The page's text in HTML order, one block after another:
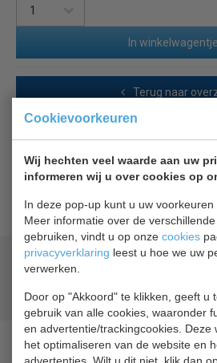
Cookievoorkeuren
Wij hechten veel waarde aan uw
informeren wij u over cookies op
In deze pop-up kunt u uw voorkeuren
Meer informatie over de
gebruiken, vindt u op onze cookies
privacyverklaring leest u hoe we uw
verwerken.
Door op "Akkoord" te klikken, geeft u
gebruik van alle cookies, waaronder
en advertentie/trackingcookies. Deze
het optimaliseren van de website en
advertenties. Wilt u dit niet, klik dan
In winkelwagentje
Terug naar
Liebherr producten worden
Geld terugprijsgarantie
Gratis verzending vanaf € 200,00